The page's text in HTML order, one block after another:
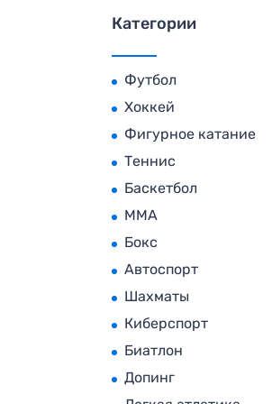
Категории
Футбол
Хоккей
Фигурное катание
Теннис
Баскетбол
MMA
Бокс
Автоспорт
Шахматы
Киберспорт
Биатлон
Допинг